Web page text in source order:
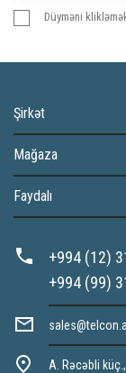
Düyməni
Şirkət
Mağaza
Faydalı
+994 (12)
+994 (99)
A. Rəcəbli